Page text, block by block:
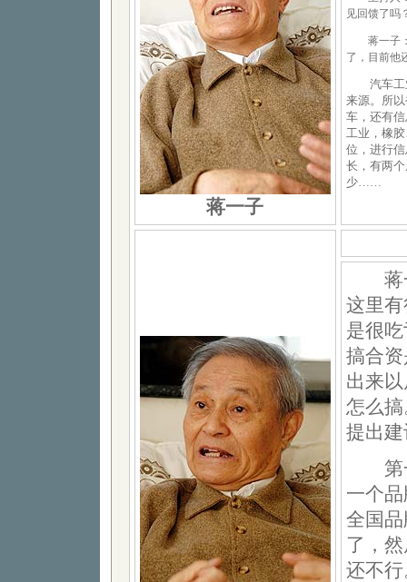
蒋一子
见回馈了吗
蒋一子：
了，目前他
汽车工业
来源。所
车，还有
工业，橡
位，进行
长，有两
少……
蒋一
这里
是很
搞合
出来
怎么
提出
第一
一个
全国
了，
还不